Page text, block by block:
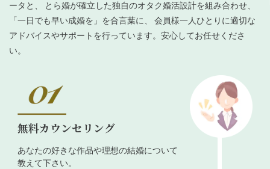
ータと、 とら婚が確立した独自のオタク婚活設計を組み合わせ、
「一日でも早い成婚を」を合言葉に、 会員様一人ひとりに適切な
アドバイスやサポートを行っています。安心してお任せくださ
い。
無料カウンセリング
あなたの好きな作品や理想の結婚について
教えて下さい。